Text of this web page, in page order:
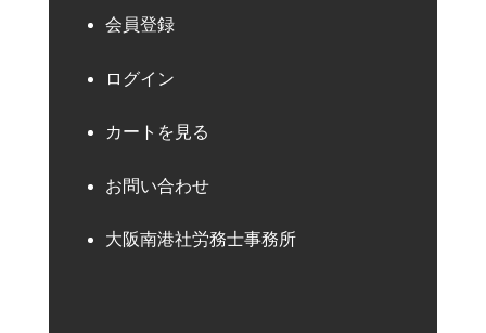
会員登録
ログイン
カートを見る
お問い合わせ
大阪南港社労務士事務所